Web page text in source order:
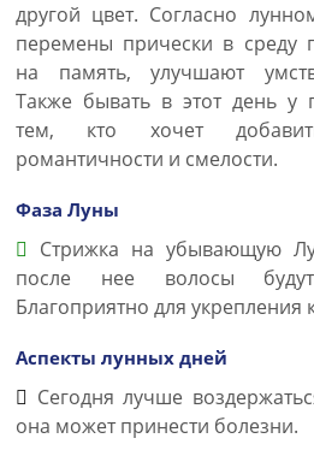
другой цвет. Согласно
перемены прически в среду
на память, улучшают
Также бывать в этот день у
тем, кто хочет
романтичности и смелости.
Фаза Луны
Стрижка на убывающую
после нее волосы
Благоприятно для укрепления
Аспекты лунных дней
Сегодня лучше
она может принести болезни.